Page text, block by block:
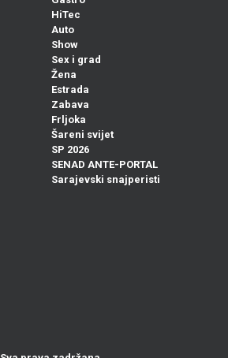
HiTec
Auto
Show
Sex i grad
Žena
Estrada
Zabava
Frljoka
Šareni svijet
SP 2026
SENAD ANTE-PORTAL
Sarajevski snajperisti